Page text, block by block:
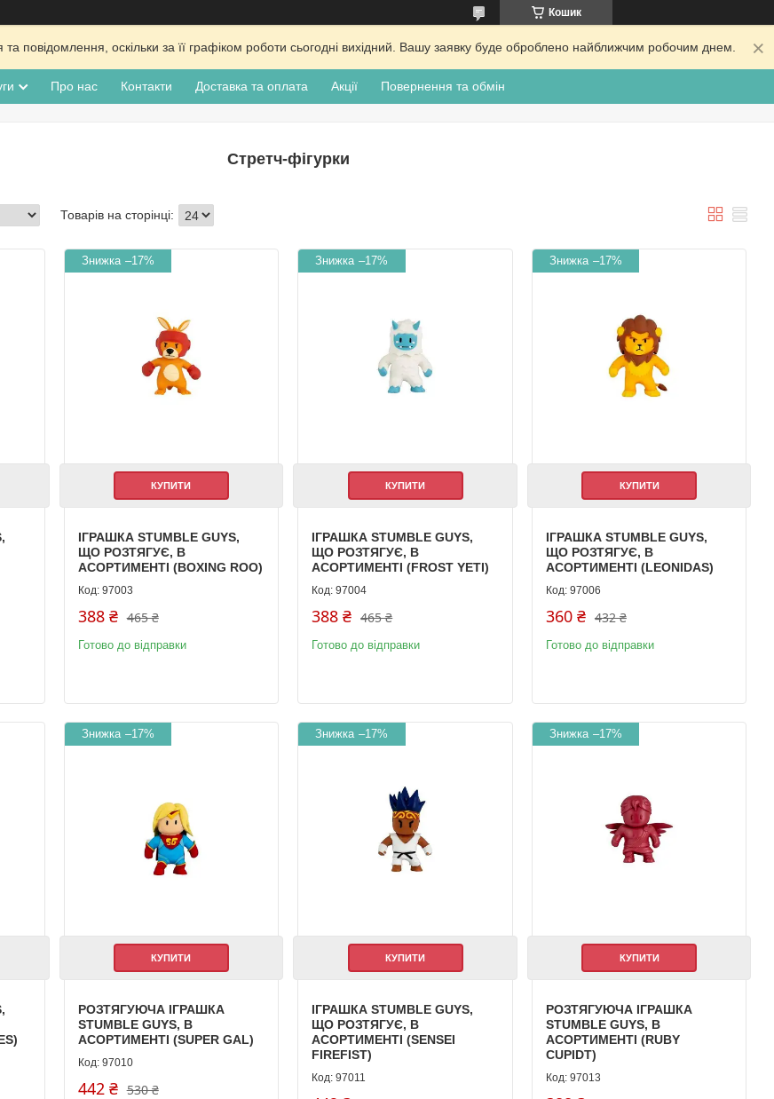
Кошик
повідомлення, оскільки за її графіком роботи сьогодні вихідний. Вашу заявку буде оброблено найближчим робочим днем.
Про нас Контакти Доставка та оплата Акції Повернення та обмін
Стретч-фігурки
–17%
КУПИТИ
ІГРАШКА STUMBLE GUYS,
ЩО РОЗТЯГУЄ, В
АСОРТИМЕНТІ (BOXING ROO)
97003
465 ₴
388 ₴
Готово до відправки
–17%
КУПИТИ
ІГРАШКА STUMBLE GUYS,
ЩО РОЗТЯГУЄ, В
АСОРТИМЕНТІ (FROST YETI)
97004
465 ₴
388 ₴
Готово до відправки
–17%
КУПИТИ
ІГРАШКА STUMBLE GUYS,
ЩО РОЗТЯГУЄ, В
АСОРТИМЕНТІ (LEONIDAS)
97006
432 ₴
360 ₴
Готово до відправки
–17%
КУПИТИ
РОЗТЯГУЮЧА ІГРАШКА
STUMBLE GUYS, В
АСОРТИМЕНТІ (SUPER GAL)
97010
530 ₴
442 ₴
–17%
КУПИТИ
ІГРАШКА STUMBLE GUYS,
ЩО РОЗТЯГУЄ, В
АСОРТИМЕНТІ (SENSEI
FIREFIST)
97011
–17%
КУПИТИ
РОЗТЯГУЮЧА ІГРАШКА
STUMBLE GUYS, В
АСОРТИМЕНТІ (RUBY
CUPIDT)
97013